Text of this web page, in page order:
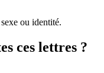
ou identité.
ces lettres ?